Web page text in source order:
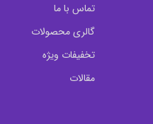
تماس با ما
گالری محصولات
تخفیفات ویژه
مقالات